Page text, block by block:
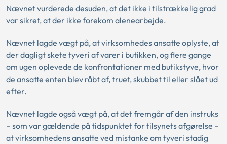
Nævnet vurderede desuden, at det ikke i tilstrækkelig grad
var sikret, at der ikke forekom alenearbejde.
Nævnet lagde vægt på, at virksomhedes ansatte oplyste, at
der dagligt skete tyveri af varer i butikken, og flere gange
om ugen oplevede de konfrontationer med butikstyve, hvor
de ansatte enten blev råbt af, truet, skubbet til eller slået ud
efter.
Nævnet lagde også vægt på, at det fremgår af den instruks
– som var gældende på tidspunktet for tilsynets afgørelse –
at virksomhedens ansatte ved mistanke om tyveri stadig